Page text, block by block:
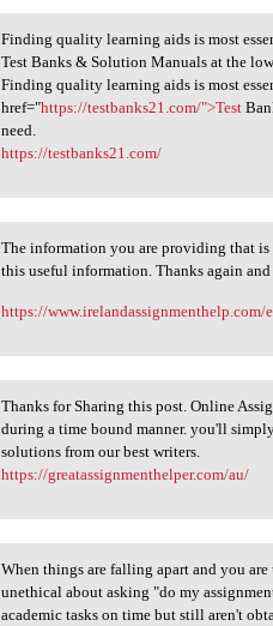
Finding quality learning aids
Finding quality learning aids is most
Test Banks & Solution Manuals at the
Finding quality learning aids is most
href="https://testbanks21.com/">Test
need.
https://testbanks21.com/
The information you are
The information you are providing that
this useful information. Thanks again
https://www.irelandassignmenthelp.com/
Thanks for Sharing this post.
Thanks for Sharing this post. Online
during a time bound manner. you'll
solutions from our best writers.
https://greatassignmenthelper.com/au/
When things are falling apart
When things are falling apart and you
unethical about asking "do my
academic tasks on time but still aren't